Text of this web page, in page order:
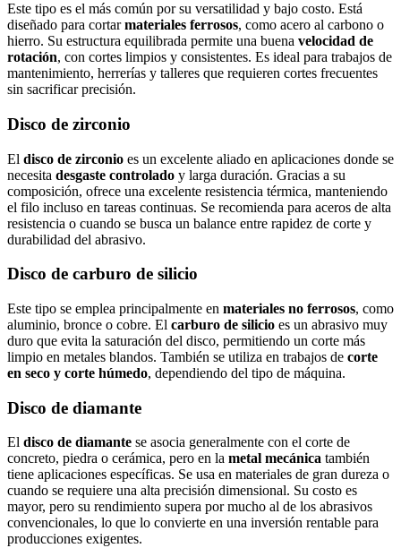
Este tipo es el más común por su versatilidad y bajo costo. Está
diseñado para cortarmateriales ferrosos, como acero al carbono o
hierro. Su estructura equilibrada permite una buena velocidad de
rotación, con cortes limpios y consistentes. Es ideal para trabajos de
mantenimiento, herrerías y talleres que requieren cortes frecuentes
sin sacrificar precisión.
Disco de zirconio
El disco de zirconio es un excelente aliado en aplicaciones donde se
necesita desgaste controlado y larga duración. Gracias a su
composición, ofrece una excelente resistencia térmica, manteniendo
el filo incluso en tareas continuas. Se recomienda para aceros de alta
resistencia o cuando se busca un balance entre rapidez de corte y
durabilidad del abrasivo.
Disco de carburo de silicio
Este tipo se emplea principalmente en materiales no ferrosos, como
aluminio, bronce o cobre. El carburo de silicio es un abrasivo muy
duro que evita la saturación del disco, permitiendo un corte más
limpio en metales blandos. También se utiliza en trabajos de corte
en seco y corte húmedo, dependiendo del tipo de máquina.
Disco de diamante
El disco de diamante se asocia generalmente con el corte de
concreto, piedra o cerámica, pero en la metal mecánica también
tiene aplicaciones específicas. Se usa en materiales de gran dureza o
cuando se requiere una alta precisión dimensional. Su costo es
mayor, pero su rendimiento supera por mucho al de los abrasivos
convencionales, lo que lo convierte en una inversión rentable para
producciones exigentes.